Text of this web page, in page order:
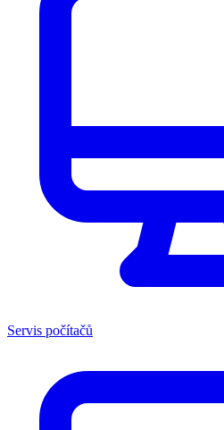
Servis počítačů